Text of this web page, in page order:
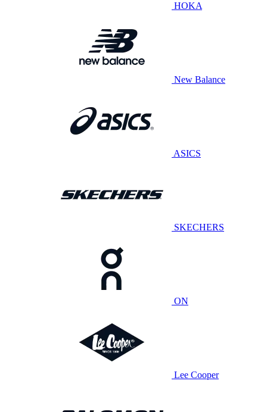
HOKA
New Balance
ASICS
SKECHERS
ON
Lee Cooper